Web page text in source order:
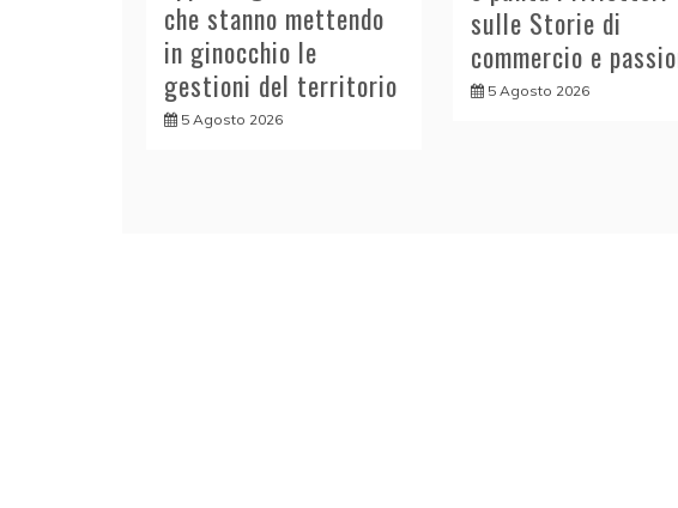
che stanno mettendo
in ginocchio le
gestioni del territorio
5 Agosto 2026
sulle Storie di
commercio e
5 Agosto 2026